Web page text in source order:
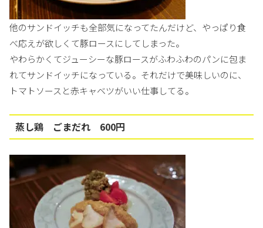
他のサンドイッチも全部気になってたんだけど、やっぱり食
べ応えが欲しくて豚ロースにしてしまった。
やわらかくてジューシーな豚ロースがふわふわのパンに包ま
れてサンドイッチになっている。それだけで美味しいのに、
トマトソースと赤キャベツがいい仕事してる。
蒸し鶏 ごまだれ 600円